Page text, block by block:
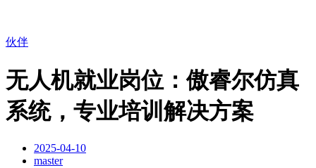
伙伴
无人机就业岗位：傲睿尔仿真
系统，专业培训解决方案
2025-04-10
master